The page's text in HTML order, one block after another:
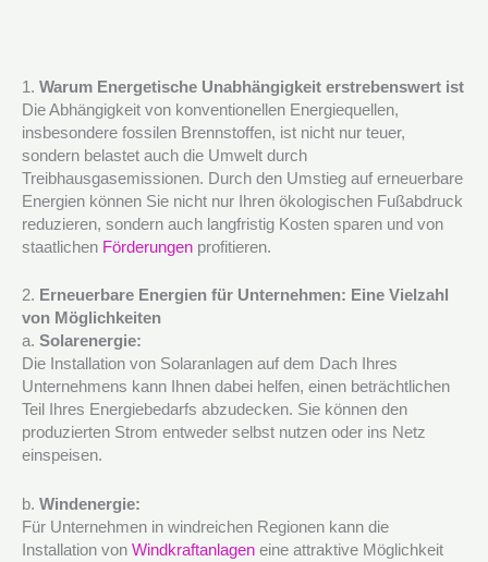
1. Warum Energetische Unabhängigkeit erstrebenswert ist
Die Abhängigkeit von konventionellen Energiequellen,
insbesondere fossilen Brennstoffen, ist nicht nur teuer,
sondern belastet auch die Umwelt durch
Treibhausgasemissionen. Durch den Umstieg auf erneuerbare
Energien können Sie nicht nur Ihren ökologischen Fußabdruck
reduzieren, sondern auch langfristig Kosten sparen und von
staatlichen Förderungen profitieren.
2. Erneuerbare Energien für Unternehmen: Eine Vielzahl
von Möglichkeiten
a. Solarenergie:
Die Installation von Solaranlagen auf dem Dach Ihres
Unternehmens kann Ihnen dabei helfen, einen beträchtlichen
Teil Ihres Energiebedarfs abzudecken. Sie können den
produzierten Strom entweder selbst nutzen oder ins Netz
einspeisen.
b. Windenergie:
Für Unternehmen in windreichen Regionen kann die
Installation von Windkraftanlagen eine attraktive Möglichkeit